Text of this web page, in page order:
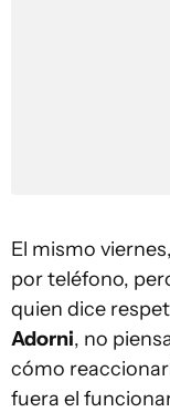
El mismo
por teléfono,
quien dice
Adorni, no
cómo
fuera el